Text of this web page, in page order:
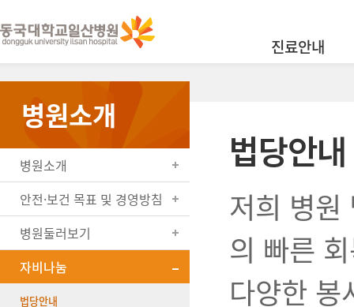
진료안내
병원소개
병원소개
안전·보건 목표 및 경영방침
병원둘러보기
자비나눔
법당안내
법당안내
저희 병원
의 빠른
다양한